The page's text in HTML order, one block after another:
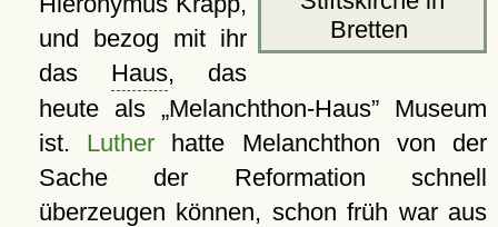
Bretten
und bezog mit ihr
das Haus, das
heute als
Melanchthon-Haus Museum
ist. Luther hatte Melanchthon von der
Sache der Reformation schnell
überzeugen können, schon früh war aus